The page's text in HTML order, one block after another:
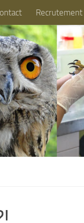
Recrutement